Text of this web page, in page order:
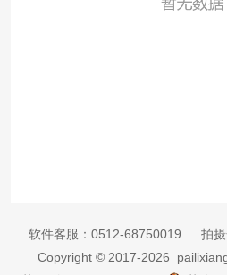
软件客服： 0512-68750019 拍摄
Copyright © 2017-2026